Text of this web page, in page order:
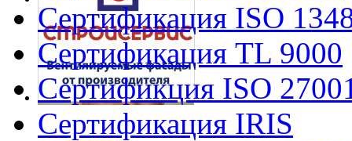
Сертификация ISO
Сертификация TL 9000
Сертификция ISO
Сертификация IRIS